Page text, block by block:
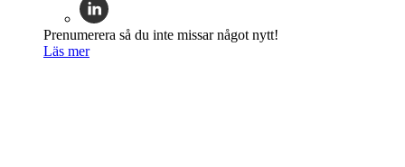
Prenumerera så du inte missar något nytt!
Läs mer